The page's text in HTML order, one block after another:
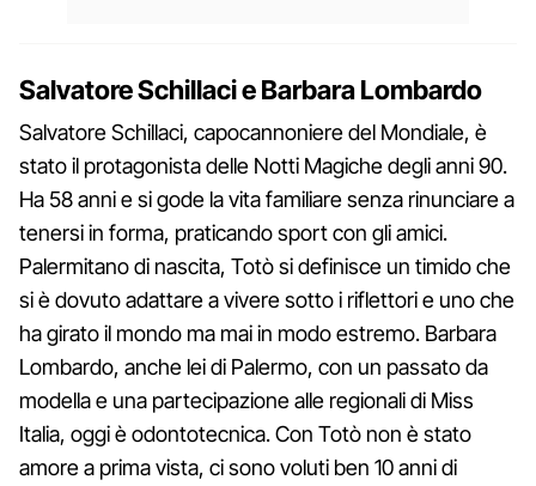
Salvatore Schillaci e Barbara Lombardo
Salvatore Schillaci, capocannoniere del Mondiale, è
stato il protagonista delle Notti Magiche degli anni 90.
Ha 58 anni e si gode la vita familiare senza rinunciare a
tenersi in forma, praticando sport con gli amici.
Palermitano di nascita, Totò si definisce un timido che
si è dovuto adattare a vivere sotto i riflettori e uno che
ha girato il mondo ma mai in modo estremo. Barbara
Lombardo, anche lei di Palermo, con un passato da
modella e una partecipazione alle regionali di Miss
Italia, oggi è odontotecnica. Con Totò non è stato
amore a prima vista, ci sono voluti ben 10 anni di